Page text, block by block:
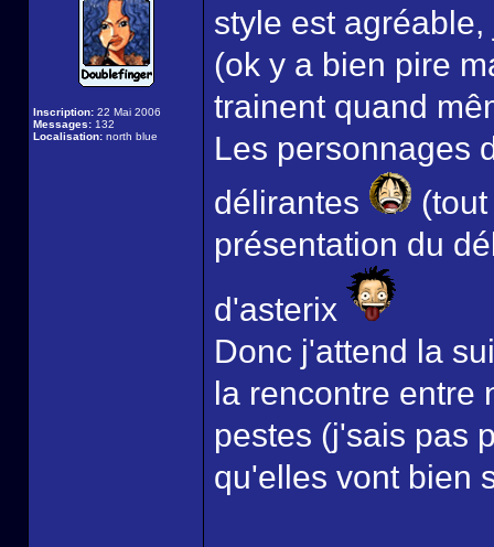
Inscription: 22 Mai 2006
Messages: 132
Localisation: north blue
style est
(ok y a bien pire
trainent quand
Les personnages
délirantes
présentation du
d'asterix
Donc j'attend la
la rencontre entre
pestes (j'sais pas
qu'elles vont bien